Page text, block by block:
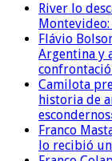
River lo
Flávio
Argentina y
Camilota
historia de
Franco
lo recibió